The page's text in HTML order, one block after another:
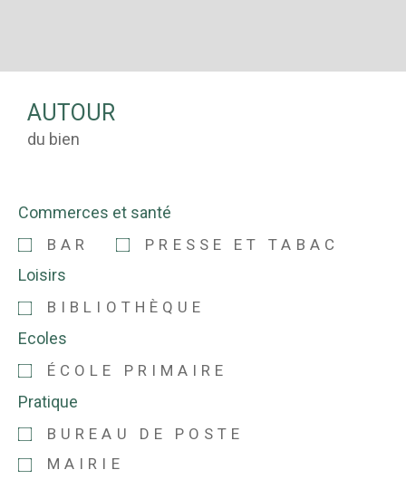
AUTOUR
du bien
Commerces et santé
BAR PRESSE ET TABAC
Loisirs
BIBLIOTHÈQUE
Ecoles
ÉCOLE PRIMAIRE
Pratique
BUREAU DE POSTE
MAIRIE